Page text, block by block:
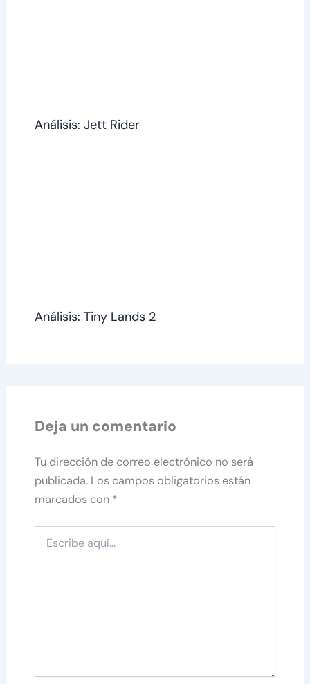
Análisis: Jett Rider
Análisis: Tiny Lands 2
Deja un comentario
Tu dirección de correo electrónico no será
publicada. Los campos obligatorios están
marcados con *
aquí...